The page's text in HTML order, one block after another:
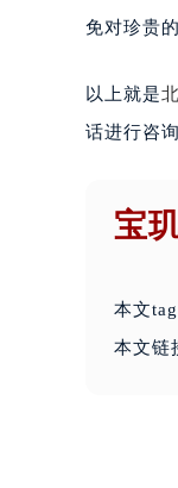
免对珍贵
以上就是
话进行咨
宝
本文tag
本文链